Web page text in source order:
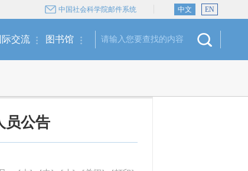
中国社会科学院邮件系统 中文 EN
际交流 图书馆
员公告